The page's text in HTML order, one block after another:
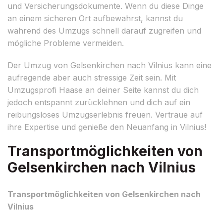
und Versicherungsdokumente. Wenn du diese Dinge
an einem sicheren Ort aufbewahrst, kannst du
während des Umzugs schnell darauf zugreifen und
mögliche Probleme vermeiden.
Der Umzug von Gelsenkirchen nach Vilnius kann eine
aufregende aber auch stressige Zeit sein. Mit
Umzugsprofi Haase an deiner Seite kannst du dich
jedoch entspannt zurücklehnen und dich auf ein
reibungsloses Umzugserlebnis freuen. Vertraue auf
ihre Expertise und genieße den Neuanfang in Vilnius!
Transportmöglichkeiten von
Gelsenkirchen nach Vilnius
Transportmöglichkeiten von Gelsenkirchen nach
Vilnius